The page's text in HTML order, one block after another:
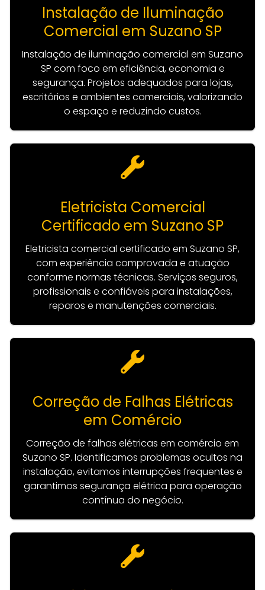
Instalação de Iluminação
Comercial em Suzano SP
Instalação de iluminação comercial em Suzano
SP com foco em eficiência, economia e
segurança. Projetos adequados para lojas,
escritórios e ambientes comerciais, valorizando
o espaço e reduzindo custos.
Eletricista Comercial
Certificado em Suzano SP
Eletricista comercial certificado em Suzano SP,
com experiência comprovada e atuação
conforme normas técnicas. Serviços seguros,
profissionais e confiáveis para instalações,
reparos e manutenções comerciais.
Correção de Falhas Elétricas
em Comércio
Correção de falhas elétricas em comércio em
Suzano SP. Identificamos problemas ocultos na
instalação, evitamos interrupções frequentes e
garantimos segurança elétrica para operação
contínua do negócio.